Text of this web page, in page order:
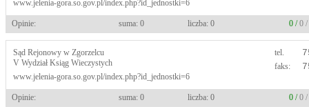
www.jelenia-gora.so.gov.pl/index.php?id_jednostki=6
Opinie: suma: 0 liczba: 0 0 /0 /
Sąd Rejonowy w Zgorzelcu
V Wydział Ksiąg Wieczystych
www.jelenia-gora.so.gov.pl/index.php?id_jednostki=6
tel.
faks:
Opinie: suma: 0 liczba: 0 0 /0 /